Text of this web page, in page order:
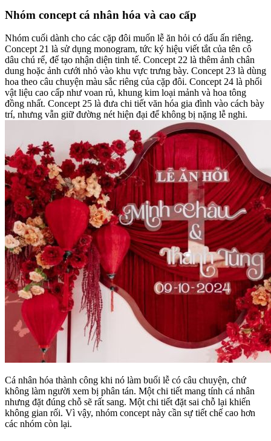
Nhóm concept cá nhân hóa và cao cấp
Nhóm cuối dành cho các cặp đôi muốn lễ ăn hỏi có dấu ấn riêng.
Concept 21 là sử dụng monogram, tức ký hiệu viết tắt của tên cô
dâu chú rể, để tạo nhận diện tinh tế. Concept 22 là thêm ảnh chân
dung hoặc ảnh cưới nhỏ vào khu vực trưng bày. Concept 23 là dùng
hoa theo câu chuyện màu sắc riêng của cặp đôi. Concept 24 là phối
vật liệu cao cấp như voan rủ, khung kim loại mảnh và hoa tông
đồng nhất. Concept 25 là đưa chi tiết văn hóa gia đình vào cách bày
trí, nhưng vẫn giữ đường nét hiện đại để không bị nặng lễ nghi.
Cá nhân hóa thành công khi nó làm buổi lễ có câu chuyện, chứ
không làm người xem bị phân tán. Một chi tiết mang tính cá nhân
nhưng đặt đúng chỗ sẽ rất sang. Một chi tiết đặt sai chỗ lại khiến
không gian rối. Vì vậy, nhóm concept này cần sự tiết chế cao hơn
các nhóm còn lại.